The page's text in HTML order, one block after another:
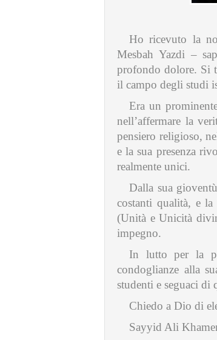
Ho ricevuto la
Mesbah Yazdi –
profondo dolore. Si
il campo degli studi
Era un
nell’affermare la
pensiero religioso,
e la sua presenza
realmente unici.
Dalla sua
costanti qualità, e
(Unità e Unicità
impegno.
In lutto per la
condoglianze alla
studenti e seguaci di
Chiedo a Dio di
Sayyid Ali